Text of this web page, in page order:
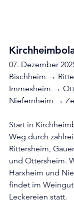
07. Dezember
Bischheim →
Immesheim →
Niefernheim →
Start in
Weg durch
Rittersheim,
und Ottersheim.
Harxheim und
findet im
Leckereien statt.